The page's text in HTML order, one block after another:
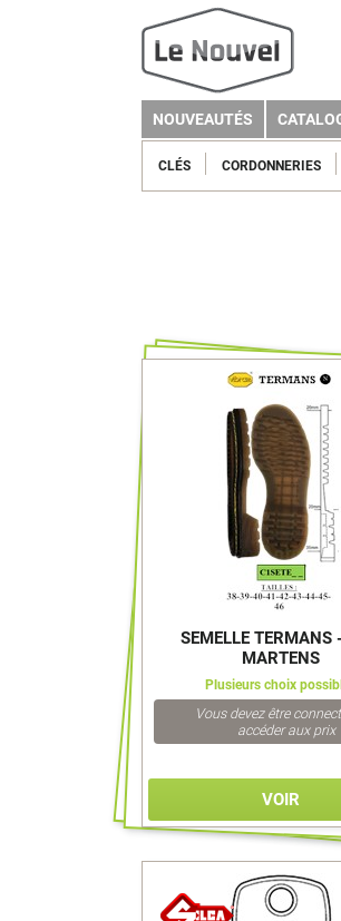
NOUVEAUTÉS
CLÉS CORDONNERIES
SEMELLE TERMANS
MARTENS
Plusieurs choix
Vous devez être
accéder aux prix
VOIR